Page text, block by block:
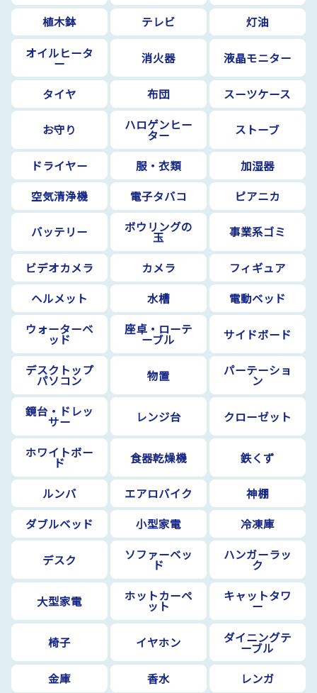
植木鉢 テレビ
灯油
オイルヒータ
ー 消火器 液晶モニター
タイヤ 布団 スーツケース
お守り ハロゲンヒー
ター ストーブ
ドライヤー 服・衣類
加湿器
空気清浄機
電子タバコ ピアニカ
バッテリー ボウリングの
玉 事業系ゴミ
ビデオカメラ カメラ
フィギュア
ヘルメット
水槽
電動ベッド
ウォーターベ
ッド
座卓・ローテ
ーブル サイドボード
デスクトップ
パソコン 物置 パーテーショ
ン
鏡台・ドレッ
サー レンジ台 クローゼット
ホワイトボー
ド 食器乾燥機 鉄くず
ルンバ エアロバイク
神棚
ダブルベッド
小型家電 冷凍庫
デスク ソファーベッ
ド
ハンガーラッ
ク
大型家電 ホットカーペ
ット
キャットタワ
ー
椅子 イヤホン ダイニングテ
ーブル
金庫
香水
レンガ